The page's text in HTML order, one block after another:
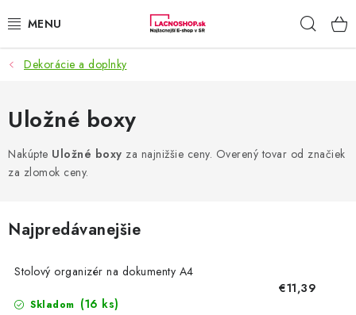
na
NAŠE AKCIE!
NAŠE NOVINKY!
POTRAVINY
NÁBYTOK
ELEKTRO
Dekorácie a doplnky
Uložné boxy
Nakúpte Uložné boxy za najnižšie ceny. Overený tovar od značiek
za zlomok ceny.
Najpredávanejšie
Stolový organizér na dokumenty A4
Skladom (16 ks)
€11,39